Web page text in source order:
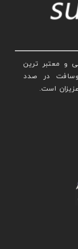
و معتبر ترین
در صدد
است.